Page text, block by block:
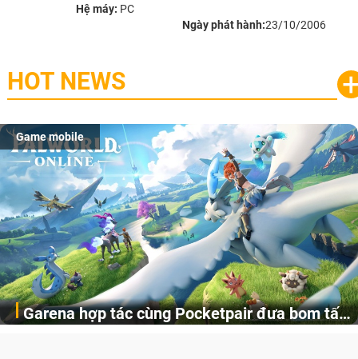
Hệ máy: PC
Ngày phát hành:23/10/2006
HOT NEWS
Game mobile
Garena hợp tác cùng Pocketpair đưa bom tấn